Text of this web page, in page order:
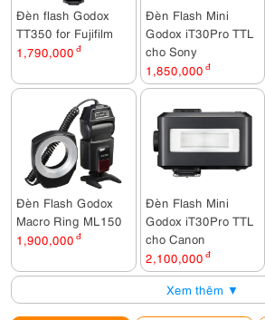
Đèn flash Godox
TT350 for Fujifilm
1,790,000 đ
Đèn Flash Mini
Godox iT30Pro TTL
cho Sony
1,850,000 đ
Đèn Flash Godox
Macro Ring ML150
1,900,000 đ
Đèn Flash Mini
Godox iT30Pro TTL
cho Canon
2,100,000 đ
Xem thêm ▼